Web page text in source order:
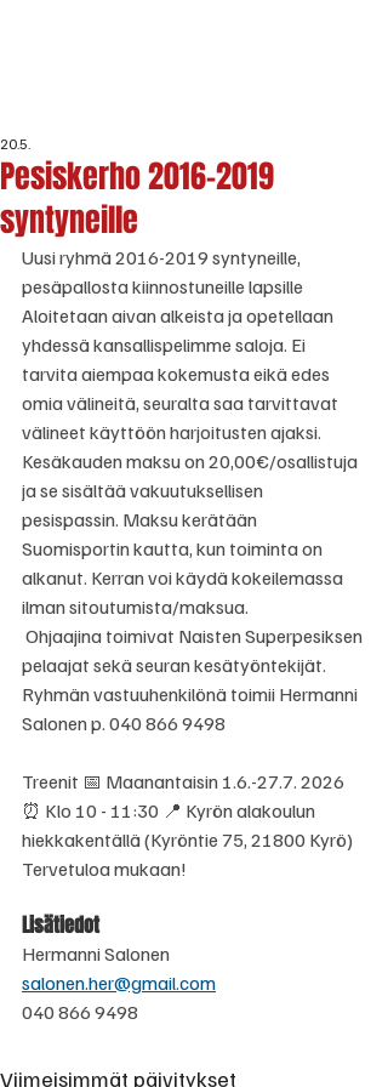
Pesiskerho 2016-2019
syntyneille
20.5.
Uusi ryhmä 2016-2019 syntyneille,
pesäpallosta kiinnostuneille lapsille
Aloitetaan aivan alkeista ja opetellaan
yhdessä kansallispelimme saloja. Ei
tarvita aiempaa kokemusta eikä edes
omia välineitä, seuralta saa tarvittavat
välineet käyttöön harjoitusten ajaksi.
Kesäkauden maksu on 20,00€/osallistuja
ja se sisältää vakuutuksellisen
pesispassin. Maksu kerätään
Suomisportin kautta, kun toiminta on
alkanut. Kerran voi käydä kokeilemassa
ilman sitoutumista/maksua.
pelaajat sekä seuran kesätyöntekijät.
Ryhmän vastuuhenkilönä toimii Hermanni
Salonen p. 040 866 9498
Treenit 📅 Maanantaisin 1.6.-27.7. 2026
⏰ Klo 10 - 11:30 📍 Kyrön alakoulun
hiekkakentällä (Kyröntie 75, 21800 Kyrö)
Tervetuloa mukaan!
Lisätiedot
Hermanni Salonen
salonen.her@gmail.com
040 866 9498
Viimeisimmät päivitykset